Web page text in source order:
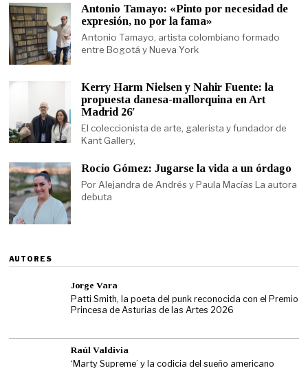
Antonio Tamayo: «Pinto por necesidad de
expresión, no por la fama»
Antonio Tamayo, artista colombiano formado
entre Bogotá y Nueva York
Kerry Harm Nielsen y Nahir Fuente: la
propuesta danesa-mallorquina en Art
Madrid 26′
El coleccionista de arte, galerista y fundador de
Kant Gallery,
Rocío Gómez: Jugarse la vida a un órdago
Por Alejandra de Andrés y Paula Macías La autora
debuta
AUTORES
Jorge Vara
Patti Smith, la poeta del punk reconocida con el Premio
Princesa de Asturias de las Artes 2026
Raúl Valdivia
‘Marty Supreme’ y la codicia del sueño americano